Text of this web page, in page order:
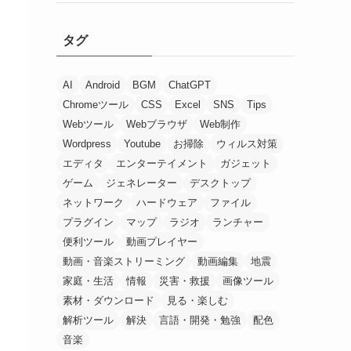
タグ
AI Android BGM
ChatGPT
Chromeツール
CSS Excel SNS
Tips
Webツール
Webブラウザ
Web制作
Wordpress
Youtube お掃除
ウィルス対策
エディタ
エンターテイメント
ガジェット
ゲーム
ジェネレーター
デスクトップ
ネットワーク
ハードウェア
ファイル
プラグイン
マップ ラジオ
ランチャー
便利ツール
動画プレイヤー
動画・音楽ストリーミング
動画編集
地震
家庭・生活
情報 災害・救援
画像ツール
素材・ダウンロード
見る・楽しむ
解析ツール
解決 言語・開発・勉強
配色
音楽